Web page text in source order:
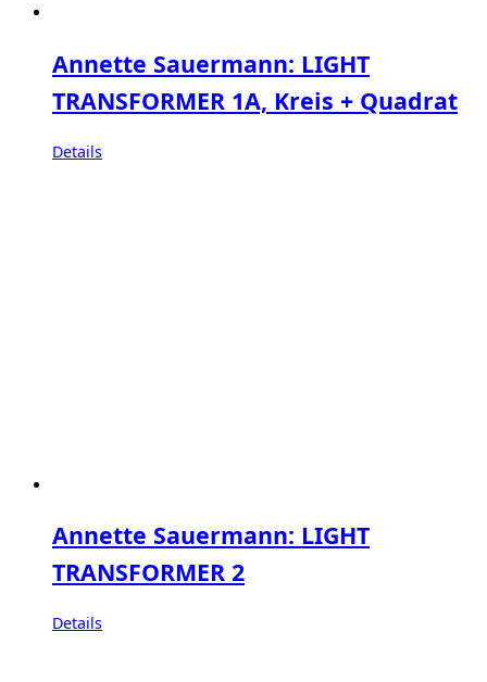
Annette Sauermann: LIGHT
TRANSFORMER 1A, Kreis + Quadrat
Details
Annette Sauermann: LIGHT
TRANSFORMER 2
Details